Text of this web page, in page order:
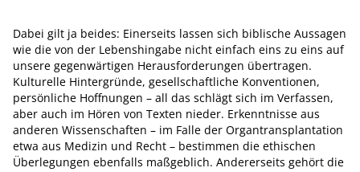
Dabei gilt ja beides: Einerseits lassen sich biblische Aussagen
wie die von der Lebenshingabe nicht einfach eins zu eins auf
unsere gegenwärtigen Herausforderungen übertragen.
Kulturelle Hintergründe, gesellschaftliche Konventionen,
persönliche Hoffnungen – all das schlägt sich im Verfassen,
aber auch im Hören von Texten nieder. Erkenntnisse aus
anderen Wissenschaften – im Falle der Organtransplantation
etwa aus Medizin und Recht – bestimmen die ethischen
Überlegungen ebenfalls maßgeblich. Andererseits gehört die